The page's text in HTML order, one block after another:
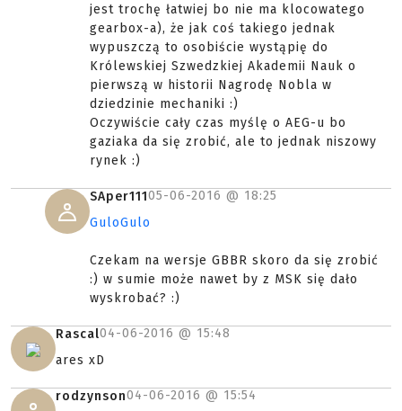
jest trochę łatwiej bo nie ma klocowatego
gearbox-a), że jak coś takiego jednak
wypuszczą to osobiście wystąpię do
Królewskiej Szwedzkiej Akademii Nauk o
pierwszą w historii Nagrodę Nobla w
dziedzinie mechaniki :)
Oczywiście cały czas myślę o AEG-u bo
gaziaka da się zrobić, ale to jednak niszowy
rynek :)
SAper11105-06-2016 @ 18:25
GuloGulo
Czekam na wersje GBBR skoro da się zrobić
:) w sumie może nawet by z MSK się dało
wyskrobać? :)
Rascal04-06-2016 @ 15:48
ares xD
rodzynson04-06-2016 @ 15:54